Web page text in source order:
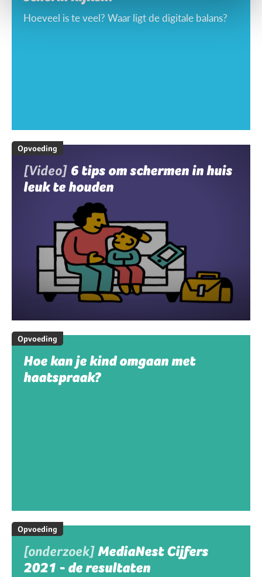
Hoeveel is te veel? Waar ligt de digitale balans?
Opvoeding
[Video] 6 tips om schermen in huis
leuk te houden
Opvoeding
Hoe kan je kind omgaan met
haatspraak?
Opvoeding
[onderzoek]MediaNest Cijfers
2021 - de resultaten